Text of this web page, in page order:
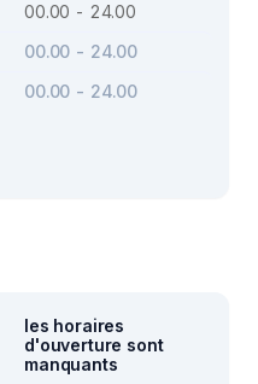
00.00 - 24.00
00.00 - 24.00
00.00 - 24.00
les horaires
d'ouverture sont
manquants